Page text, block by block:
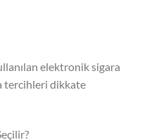
elektronik sigara
tercihleri dikkate